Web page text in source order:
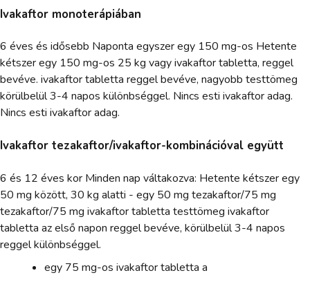
Ivakaftor monoterápiában
6 éves és idősebb Naponta egyszer egy 150 mg-os Hetente
kétszer egy 150 mg-os 25 kg vagy ivakaftor tabletta, reggel
bevéve. ivakaftor tabletta reggel bevéve, nagyobb testtömeg
körülbelül 3-4 napos különbséggel. Nincs esti ivakaftor adag.
Nincs esti ivakaftor adag.
Ivakaftor tezakaftor/ivakaftor-kombinációval együtt
6 és 12 éves kor Minden nap váltakozva: Hetente kétszer egy
50 mg között, 30 kg alatti - egy 50 mg tezakaftor/75 mg
tezakaftor/75 mg ivakaftor tabletta testtömeg ivakaftor
tabletta az első napon reggel bevéve, körülbelül 3-4 napos
reggel különbséggel.
egy 75 mg-os ivakaftor tabletta a